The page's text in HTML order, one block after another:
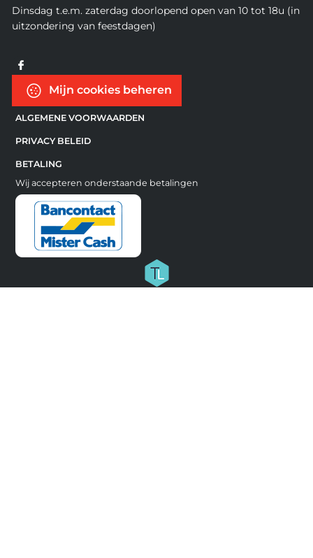
Dinsdag t.e.m. zaterdag doorlopend open van 10 tot 18u (in
uitzondering van feestdagen)
Mijn cookies beheren
ALGEMENE VOORWAARDEN
PRIVACY BELEID
BETALING
Wij accepteren onderstaande betalingen